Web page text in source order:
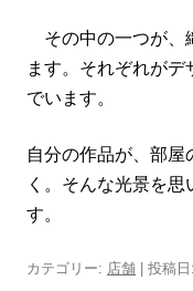
その中の一つが、
ます。それぞれが
でいます。
自分の作品が、部
く。そんな光景を
す。
カテゴリー: 店舗 | 投稿日: